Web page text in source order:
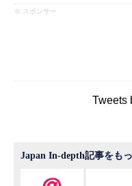
※ スポンサー
Tweets
Japan In-depth記事をも